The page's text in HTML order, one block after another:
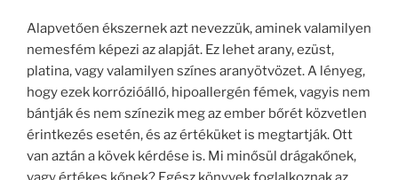
Alapvetően ékszernek azt nevezzük, aminek valamilyen
nemesfém képezi az alapját. Ez lehet arany, ezüst,
platina, vagy valamilyen színes aranyötvözet. A lényeg,
hogy ezek korrózióálló, hipoallergén fémek, vagyis nem
bántják és nem színezik meg az ember bőrét közvetlen
érintkezés esetén, és az értéküket is megtartják. Ott
van aztán a kövek kérdése is. Mi minősül drágakőnek,